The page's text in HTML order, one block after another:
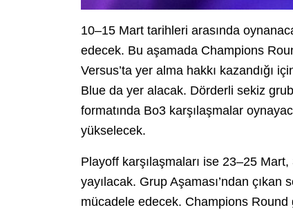
10–15 Mart tarihleri arasında
edecek. Bu aşamada Champions
Versus’ta yer alma hakkı kazandığı
Blue da yer alacak. Dörderli sekiz
formatında Bo3 karşılaşmalar
yükselecek.
Playoff karşılaşmaları ise 23–25
yayılacak. Grup Aşaması’ndan
mücadele edecek. Champions Round